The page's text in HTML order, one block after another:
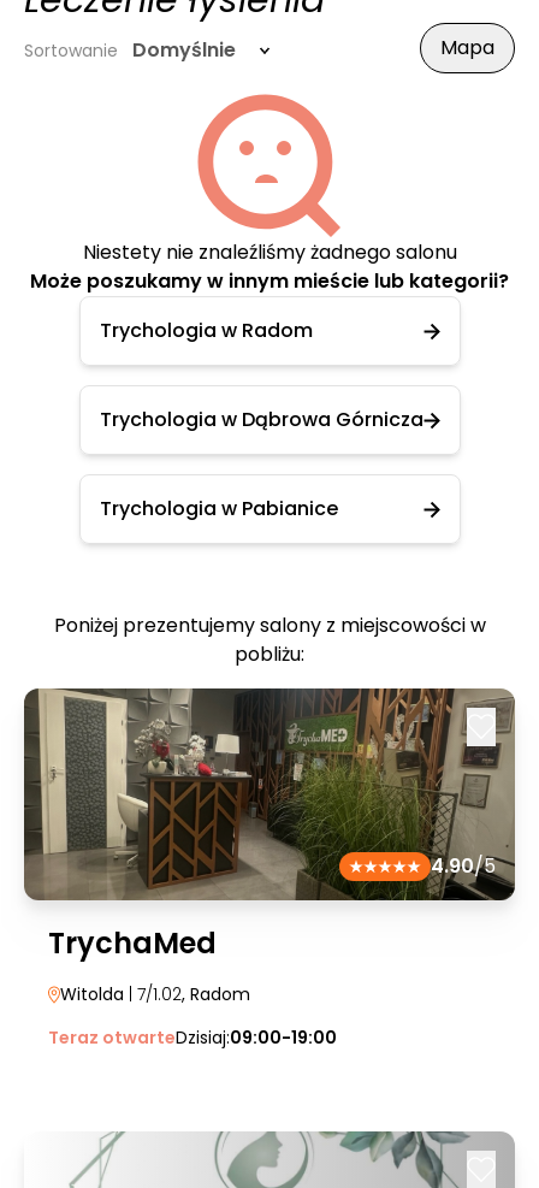
Sortowanie Domyślnie Mapa
Niestety nie znaleźliśmy żadnego salonu
Może poszukamy w innym mieście lub kategorii?
Trychologia w Radom
Trychologia w Dąbrowa Górnicza
Trychologia w Pabianice
Poniżej prezentujemy salony z miejscowości w
pobliżu:
4.90/5
TrychaMed
Witolda | 7/1.02, Radom
Teraz otwarteDzisiaj:09:00-19:00